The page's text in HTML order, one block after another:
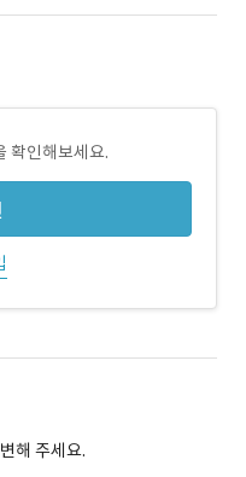
확인해보세요.
해 주세요.